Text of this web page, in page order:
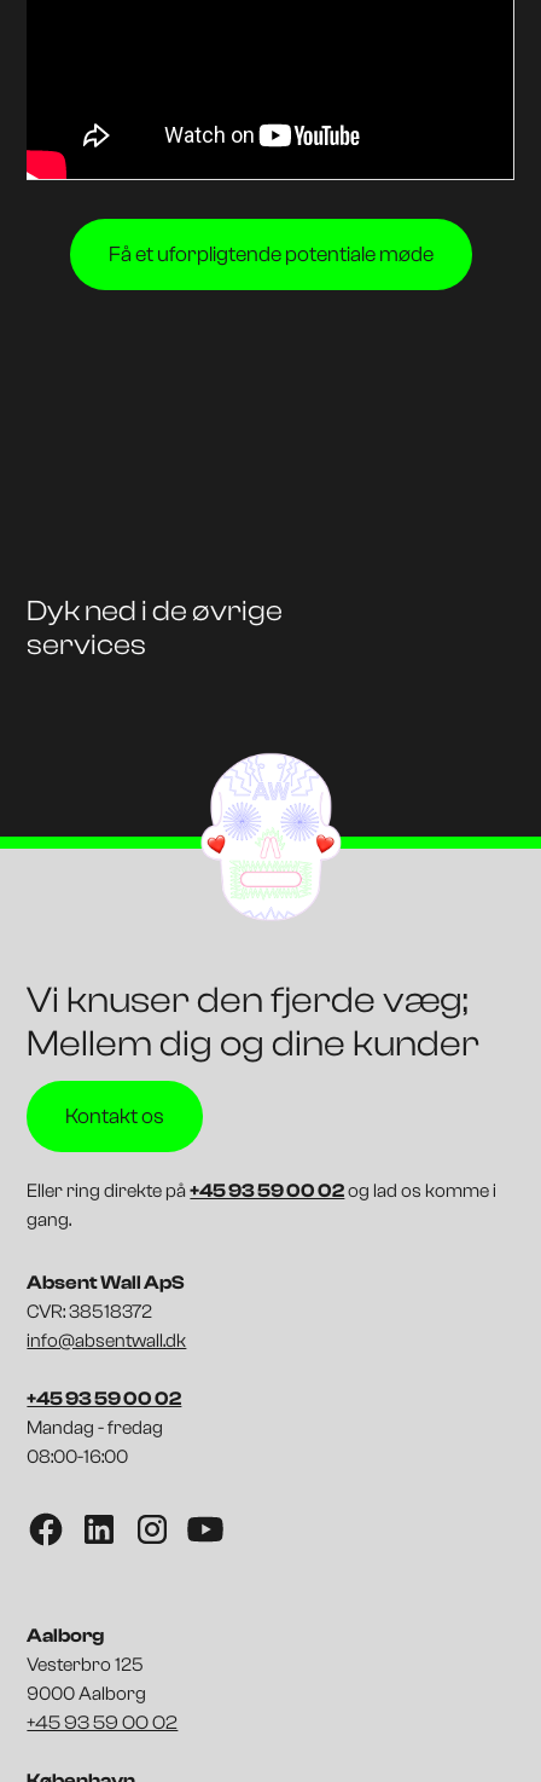
Få et uforpligtende potentiale møde
Dyk ned i de øvrige
services
Vi knuser den fjerde væg;
Mellem dig og dine kunder
Kontakt os
Eller ring direkte på+45 93 59 00 02og lad os komme i
gang.
Absent Wall ApS
CVR: 38518372
info@absentwall.dk
+45 93 59 00 02
Mandag - fredag
08:00-16:00
Aalborg
Vesterbro 125
9000 Aalborg
+45 93 59 00 02